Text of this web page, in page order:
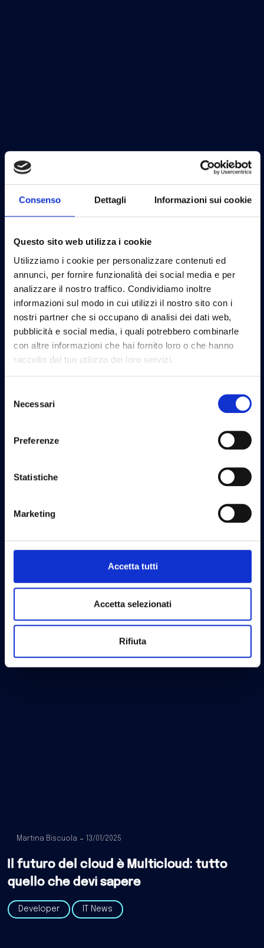
Consenso Dettagli Informazioni sui cookie
Questo sito web utilizza i cookie
Utilizziamo i cookie per personalizzare contenuti ed
annunci, per fornire funzionalità dei social media e per
analizzare il nostro traffico. Condividiamo inoltre
informazioni sul modo in cui utilizzi il nostro sito con i
nostri partner che si occupano di analisi dei dati web,
pubblicità e social media, i quali potrebbero combinarle
con altre informazioni che hai fornito loro o che hanno
raccolto dal tuo utilizzo dei loro servizi.
delNecessari
Preferenze
Statistiche
Marketing
Accetta tutti
Accetta selezionati
Rifiuta
Martina Biscuola 13/01/2025
Il futuro del cloud è Multicloud: tutto
quello che devi sapere
Developer IT News